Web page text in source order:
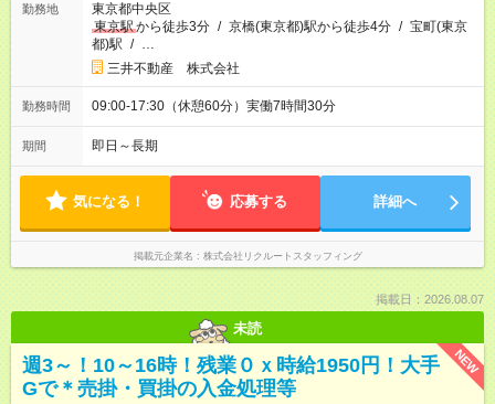
勤務地
東京都中央区
東京駅から徒歩3分 / 京橋(東京都)駅から徒歩4分 / 宝町(東京
都)駅 / …
三井不動産 株式会社
勤務時間 09:00-17:30（休憩60分）実働7時間30分
期間 即日～長期
気になる！ 応募する 詳細へ
掲載元企業名 株式会社リクルートスタッフィング
掲載日：2026.08.07
未読
NEW
週3～！10～16時！残業０ｘ時給1950円！大手
Gで＊売掛・買掛の入金処理等